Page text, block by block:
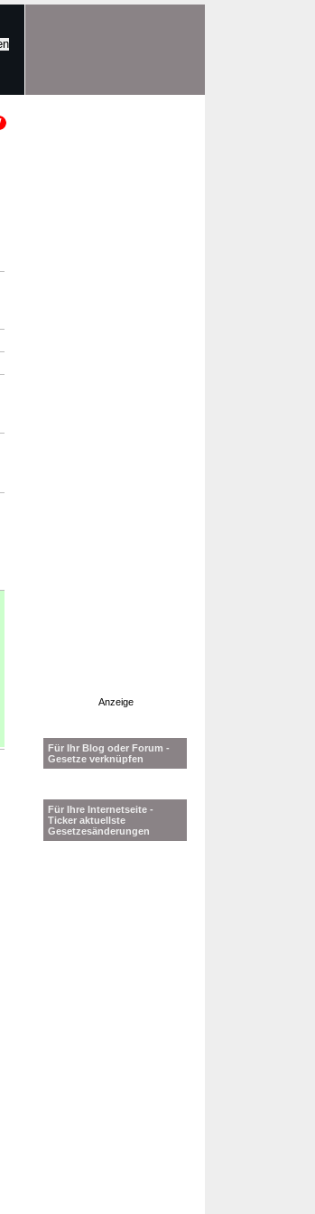
Anzeige
Für Ihr Blog oder Forum -
Gesetze verknüpfen
Für Ihre Internetseite -
Ticker aktuellste
Gesetzesänderungen